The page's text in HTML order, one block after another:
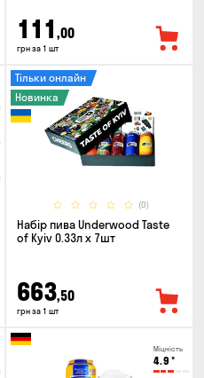
111 ,00
грн за 1 шт
(0)
Тільки онлайн
Новинка
Набір пива Underwood Taste
of Kyiv 0.33л x 7шт
663,50
грн за 1 шт
Міцність
4.9 °